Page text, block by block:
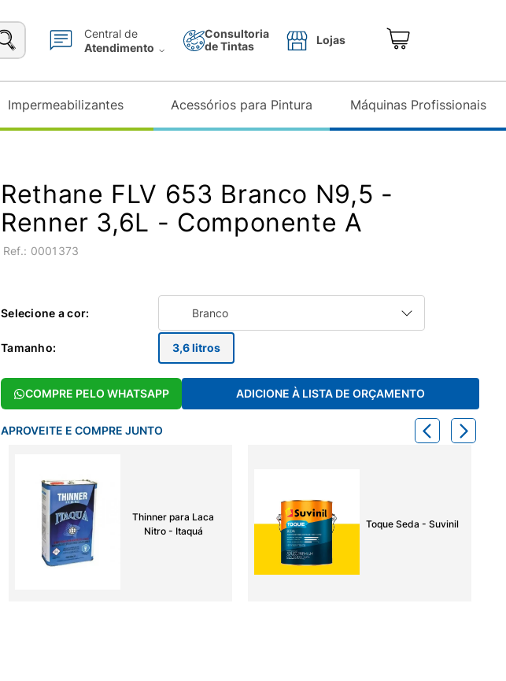
Central de
Atendimento
Consultoria
de Tintas
Lojas
Impermeabilizantes Acessórios para Pintura Máquinas Profissionais
Rethane FLV 653 Branco N9,5 -
Renner 3,6L - Componente A
: 0001373
Selecione a cor: Branco
Tamanho: 3,6 litros
COMPRE PELO WHATSAPP ADICIONE À LISTA DE ORÇAMENTO
APROVEITE E COMPRE JUNTO
Thinner para Laca
Nitro - Itaquá
Toque Seda - Suvinil